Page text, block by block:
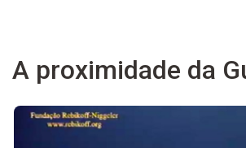
A proximidade da